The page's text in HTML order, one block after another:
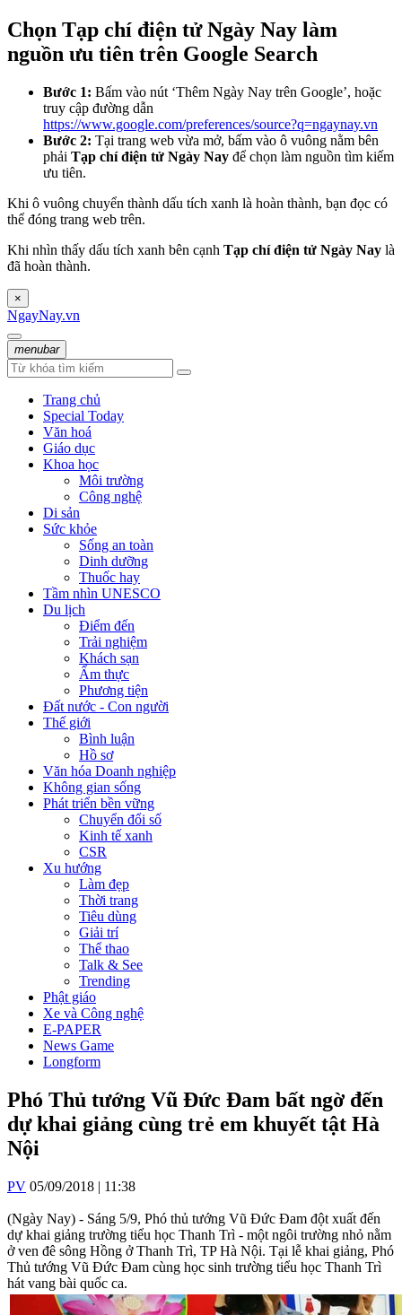
Chọn Tạp chí điện tử Ngày Nay làm
nguồn ưu tiên trên Google Search
Bước 1: Bấm vào nút ‘Thêm Ngày Nay trên Google’, hoặc
truy cập đường dẫn
https://www.google.com/preferences/source?q=ngaynay.vn
Bước 2: Tại trang web vừa mở, bấm vào ô vuông nằm bên
phải Tạp chí điện tử Ngày Nay để chọn làm nguồn tìm kiếm
ưu tiên.
Khi ô vuông chuyển thành dấu tích xanh là hoàn thành, bạn đọc có
thể đóng trang web trên.
Khi nhìn thấy dấu tích xanh bên cạnh Tạp chí điện tử Ngày Nay là
đã hoàn thành.
×
NgayNay.vn
menubar
Trang chủ
Special Today
Văn hoá
Giáo dục
Khoa học
Môi trường
Công nghệ
Di sản
Sức khỏe
Sống an toàn
Dinh dưỡng
Thuốc hay
Tầm nhìn UNESCO
Du lịch
Điểm đến
Trải nghiệm
Khách sạn
Ẩm thực
Phương tiện
Đất nước - Con người
Thế giới
Bình luận
Hồ sơ
Văn hóa Doanh nghiệp
Không gian sống
Phát triển bền vững
Chuyển đổi số
Kinh tế xanh
CSR
Xu hướng
Làm đẹp
Thời trang
Tiêu dùng
Giải trí
Thể thao
Talk & See
Trending
Phật giáo
Xe và Công nghệ
E-PAPER
News Game
Longform
Phó Thủ tướng Vũ Đức Đam bất ngờ đến
dự khai giảng cùng trẻ em khuyết tật Hà
Nội
PV 05/09/2018 | 11:38
(Ngày Nay) - Sáng 5/9, Phó thủ tướng Vũ Đức Đam đột xuất đến
dự khai giảng trường tiểu học Thanh Trì - một ngôi trường nhỏ nằm
ở ven đê sông Hồng ở Thanh Trì, TP Hà Nội. Tại lễ khai giảng, Phó
Thủ tướng Vũ Đức Đam cùng học sinh trường tiểu học Thanh Trì
hát vang bài quốc ca.